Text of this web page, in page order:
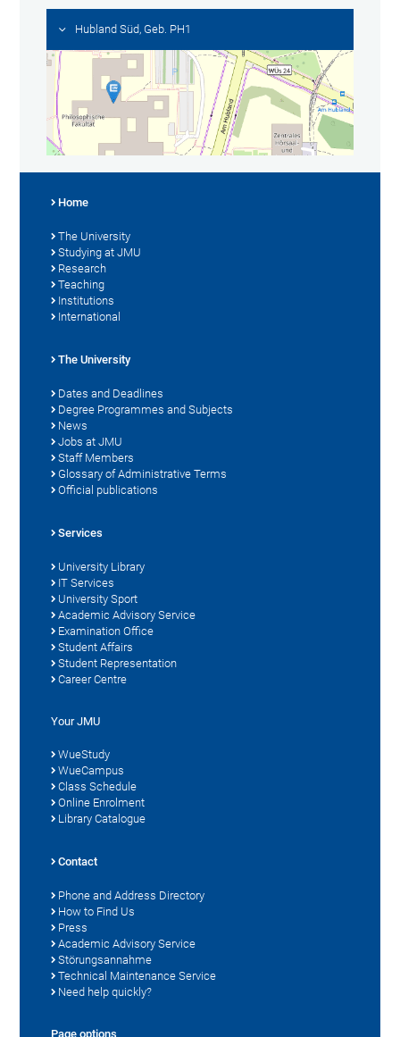
Hubland Süd, Geb. PH1
Home
The University
Studying at JMU
Research
Teaching
Institutions
International
The University
Dates and Deadlines
Degree Programmes and Subjects
News
Jobs at JMU
Staff Members
Glossary of Administrative Terms
Official publications
Services
University Library
IT Services
University Sport
Academic Advisory Service
Examination Office
Student Affairs
Student Representation
Career Centre
Your JMU
WueStudy
WueCampus
Class Schedule
Online Enrolment
Library Catalogue
Contact
Phone and Address Directory
How to Find Us
Press
Academic Advisory Service
Störungsannahme
Technical Maintenance Service
Need help quickly?
Page options